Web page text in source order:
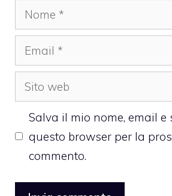
Nome
Email
Sito
web
Salva il mio nome, email e
questo browser per la
commento.